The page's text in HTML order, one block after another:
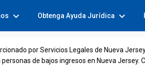
expand_more Obtenga Ayuda Jurídica expand_more
por Servicios Legales de Nueva
de bajos ingresos en Nueva Jersey.